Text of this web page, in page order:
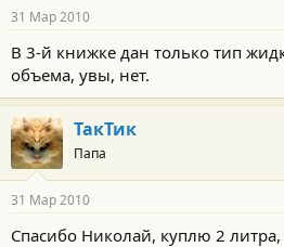
31 Мар 2010
В 3-й книжке дан только тип
объема, увы, нет.
ТакТик
Папа
31 Мар 2010
Спасибо Николай, куплю 2